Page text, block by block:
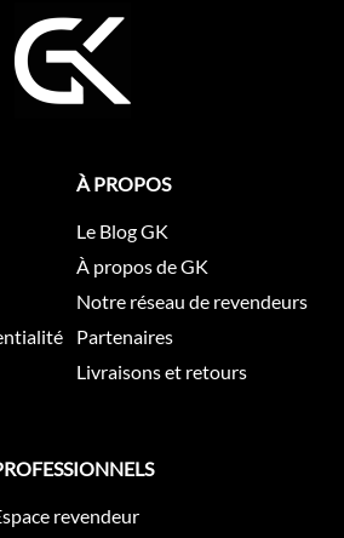
À PROPOS
Le Blog GK
À propos de GK
Notre réseau de revendeurs
Partenaires
Livraisons et retours
revendeur